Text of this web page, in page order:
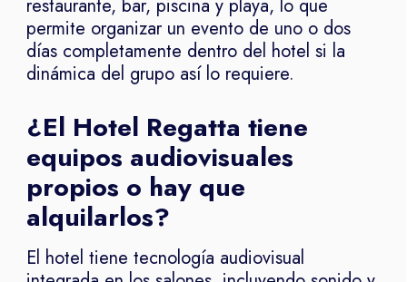
restaurante, bar, piscina y playa, lo que
permite organizar un evento de uno o dos
días completamente dentro del hotel si la
dinámica del grupo así lo requiere.
¿El Hotel Regatta tiene
equipos audiovisuales
propios o hay que
alquilarlos?
El hotel tiene tecnología audiovisual